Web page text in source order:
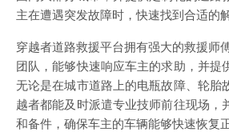
主在遭遇突发故障时，快速找到合适的
穿越者道路救援平台拥有强大的救援师
团队，能够快速响应车主的求助，并提
无论是在城市道路上的电瓶故障、轮胎
越者都能及时派遣专业技师前往现场，
和备件，确保车主的车辆能够快速恢复